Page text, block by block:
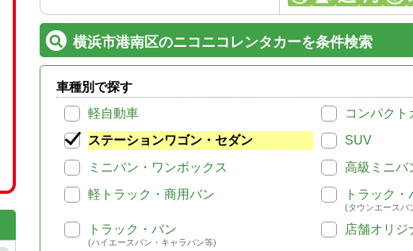
横浜市港南区のニコニコレンタカーを条件検索
車種別で探す
軽自動車
コンパクト
ステーションワゴン・セダン
SUV
ミニバン・ワンボックス
高級ミニバ
軽トラック・商用バン
トラック・
(タウンエースバ
トラック・バン
(ハイエースバン・キャラバン等)
店舗オリジ